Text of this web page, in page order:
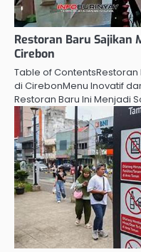
Restoran Baru Sajikan
Cirebon
Table of ContentsRestoran
di CirebonMenu Inovatif
Restoran Baru Ini Menjadi